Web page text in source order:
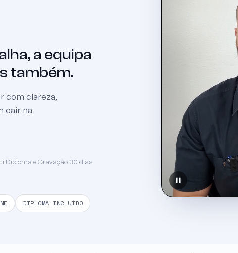
a equipa
também.
com clareza,
cair na
Diploma e Gravação 30 dias
DIPLOMA INCLUÍDO